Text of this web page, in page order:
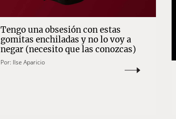
Tengo una obsesión con estas
gomitas enchiladas y no lo voy a
negar (necesito que las conozcas)
Por: Ilse Aparicio